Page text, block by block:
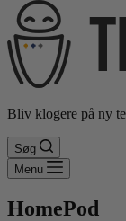
Bliv klogere på ny
Søg
Menu
HomePod